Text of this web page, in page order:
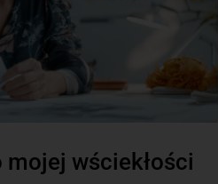
wściekłości